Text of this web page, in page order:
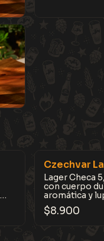
Czechvar
Lager Checa
con cuerpo
aromática y
locales y
del Sur.
$8.900